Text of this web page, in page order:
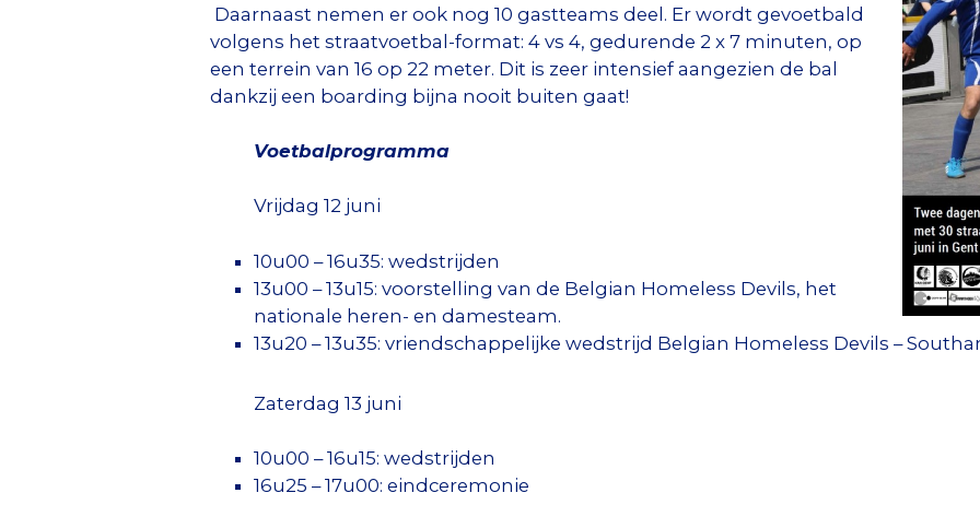
Daarnaast nemen er ook nog 10 gastteams deel. Er wordt gevoetbald
volgens het straatvoetbal-format: 4 vs 4, gedurende 2 x 7 minuten, op
een terrein van 16 op 22 meter. Dit is zeer intensief aangezien de bal
dankzij een boarding bijna nooit buiten gaat!
Voetbalprogramma
Vrijdag 12 juni
10u00 – 16u35: wedstrijden
13u00 – 13u15: voorstelling van de Belgian Homeless Devils, het
nationale heren- en damesteam.
13u20 – 13u35: vriendschappelijke wedstrijd Belgian Homeless Devils –
Zaterdag 13 juni
10u00 – 16u15: wedstrijden
16u25 – 17u00: eindceremonie